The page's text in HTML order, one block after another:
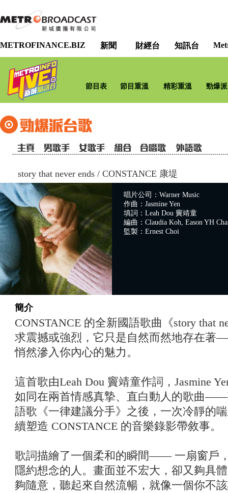
METROFINANCE.BIZ 新聞 財經台 知訊台
節目表 節目重溫 精彩重溫 勁爆
story that never ends / CONSTANCE 康堤
唱片公司：Warner Music
作曲：Jasmine Yen
填詞：Leah Dou 竇靖童
編曲：Claudia Koh, Eason YH
監製：Ernest Choi
簡介
CONSTANCE 的全新國語歌曲《story that
求震撼或強烈，它只是自然而然地存在著
悄然滲入你內心的魅力。
這首歌由Leah Dou 竇靖童作詞，Jasmine
如同在兩首情感真摯、直白動人的歌曲
語歌《一律建議分手》之後，一次冷靜的
續塑造 CONSTANCE 的音樂錄影帶敘事。
歌詞描繪了一個柔和的瞬間—— 一扇窗戶
隱約想念的人。畫面並不宏大，卻又夠具
夠隨意，聽起來自然流暢，就像一個你不